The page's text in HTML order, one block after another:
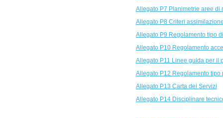
Allegato P7 Planimetrie aree di
Allegato P8 Criteri
Allegato P9 Regolamento tipo
Allegato P10 Regolamento
Allegato P11 Linee guida per il
Allegato P12 Regolamento tipo
Allegato P13 Carta dei Servizi
Allegato P14 Disciplinare